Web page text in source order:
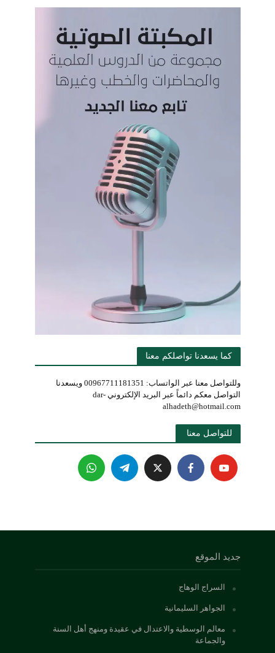
كما يسعدنا تواصلكم معنا
وللتواصل معنا عبر الواتساب: 00967711181351 ويسعدنا
التواصل معكم دائماً عبر البريد الإلكتروني dar-
alhadeth@hotmail.com
للتواصل معنا
جديد الموقع
السراج الوهاج
الجواهر السليمانية
معالم الوسطية والاعتدال في عقيدة ومنهج أهل السنة
والجماعة